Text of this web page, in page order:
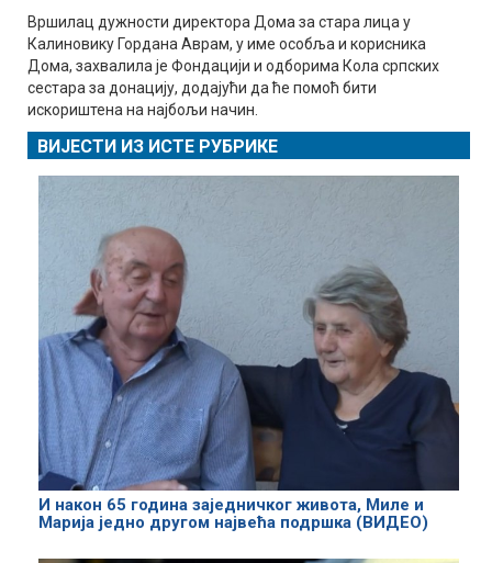
Вршилац дужности директора Дома за стара лица у
Калиновику Гордана Аврам, у име особља и корисника
Дома, захвалила је Фондацији и одборима Кола српских
сестара за донацију, додајући да ће помоћ бити
искориштена на најбољи начин.
ВИЈЕСТИ ИЗ ИСТЕ РУБРИКЕ
И након 65 година заједничког живота, Миле и
Марија једно другом највећа подршка (ВИДЕО)